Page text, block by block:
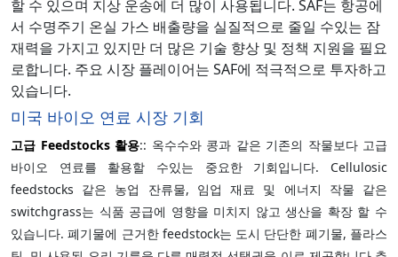
할 수 있으며 지상 운송에 더 많이 사용됩니다. SAF는 항공에
서 수명주기 온실 가스 배출량을 실질적으로 줄일 수있는 잠
재력을 가지고 있지만 더 많은 기술 향상 및 정책 지원을 필요
로합니다. 주요 시장 플레이어는 SAF에 적극적으로 투자하고
있습니다.
미국 바이오 연료 시장 기회
고급 Feedstocks 활용:: 옥수수와 콩과 같은 기존의 작물보다 고급
바이오 연료를 활용할 수있는 중요한 기회입니다. Cellulosic
feedstocks 같은 농업 잔류물, 임업 재료 및 에너지 작물 같은
switchgrass는 식품 공급에 영향을 미치지 않고 생산을 확장 할 수
있습니다. 폐기물에 근거한 feedstock는 도시 단단한 폐기물, 플라스